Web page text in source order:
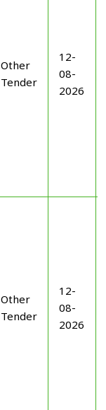
Other
Tender
12-
08-
2026
Other
Tender
12-
08-
2026